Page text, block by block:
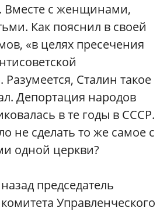
Вместе с женщинами,
Как пояснил в своей
«в целях пресечения
Разумеется, Сталин такое
Депортация народов
в те годы в СССР.
не сделать то же самое с
одной церкви?
председатель
Управленческого